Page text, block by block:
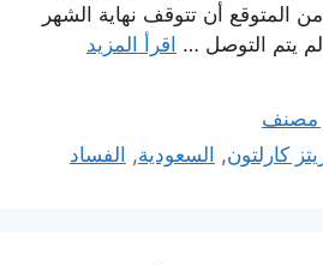
المتوقع أن تتوقف نهاية الشهر
لم يتم التوصل … اقرأ المزيد
مصنف
كارلتون, السعودية, الفساد